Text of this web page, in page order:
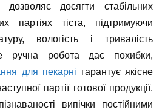
досягти стабільних
партіях тіста, підтримуючи
вологість і тривалість
ручна робота дає похибки,
для пекарні гарантує якісне
партії готової продукції.
випічки постійними